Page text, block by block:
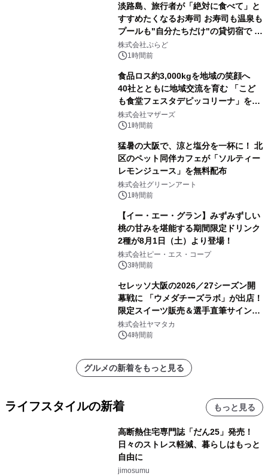
淡路島、旅行者が「絶対に食べて」と
すすめたくなるお寿司 お寿司も温泉も
プールも"自分たちだけ"の貸切宿で 1
日1組限定「岩屋温泉 絵島別庭 海と
森」の握り寿司プラン
株式会社ぷらど
1時間前
食品ロス約3,000kgを地域の笑顔へ
40社とともに地域交流を育む 「こど
も食堂フェスタデピッコリーナ」を9
月5日(土)開催
株式会社マザーズ
1時間前
猛暑の大阪で、涼と塩分を一杯に！ 北
区のペット同伴カフェが「ソルティー
レモンジュース」を無料配布
株式会社グリーンアート
1時間前
【イー・エー・グラン】みずみずしい
桃の甘みを堪能する期間限定ドリンク
2種が8月1日（土）より登場！
株式会社ピー・エス・コープ
3時間前
セレッソ大阪の2026／27シーズン開
幕戦に 「ウメダチーズラボ」が出店！
限定スイーツ販売＆選手直筆サイング
ッズが当たる抽選会を 8月8日に開催
株式会社ヤマタカ
4時間前
グルメの新着をもっと見る
ライフスタイルの新着 もっと見る
高断熱住宅専門誌「だん25」発売！
日々のストレス軽減、暮らしはもっと
自由に
jimosumu